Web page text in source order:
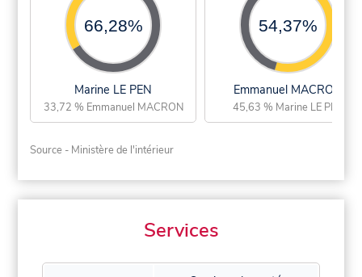
66,28%
Marine LE PEN
33,72 % Emmanuel MACRON
54,37%
Emmanuel MACRON
45,63 % Marine LE PEN
Source - Ministère de l'intérieur
Services